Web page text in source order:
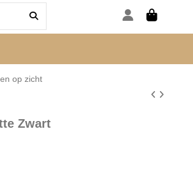
ruilen op zicht
Zwart